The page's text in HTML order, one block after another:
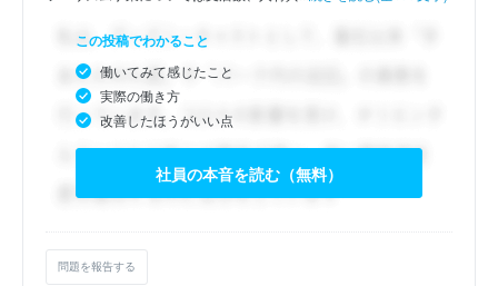
この投稿でわかること
働いてみて感じたこと
実際の働き方
改善したほうがいい点
社員の本音を読む（無料）
問題を報告する